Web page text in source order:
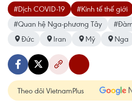
#Dịch COVID-19
#Kinh tế thế giới
#Quan hệ Nga-phương Tây
Đức
Iran Mỹ Nga
Theo dõi VietnamPlus